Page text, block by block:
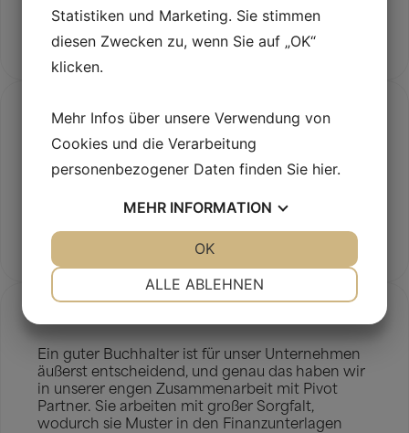
Jacob Kam
Susanne Henriksen, Schulleiterin am LOF
Pivot Partner
Mehr lesen
Ein guter Buchhalter ist für unser Unternehmen
äußerst entscheidend, und genau das haben wir
in unserer engen Zusammenarbeit mit Pivot
Partner. Sie arbeiten mit großer Sorgfalt,
wodurch sie Muster in den Finanzunterlagen
Statistiken und Marketing. Sie stimmen
diesen Zwecken zu, wenn Sie auf „OK“
klicken.
Mehr Infos über unsere Verwendung von
Cookies und die Verarbeitung
personenbezogener Daten finden Sie hier.
MEHR INFORMATION
ALLE ABLEHNEN
OK